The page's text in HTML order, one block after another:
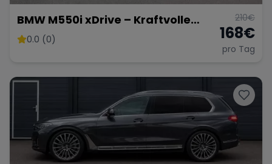
BMW M550i xDrive – Kraftvolle
Limousine
0.0 (0)
210€
168€
pro Tag